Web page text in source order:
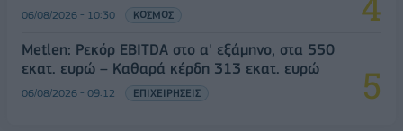
06/08/2026 - 10:30 ΚΟΣΜΟΣ
Metlen: Ρεκόρ EBITDA στο α' εξάμηνο, στα 550
εκατ. ευρώ – Καθαρά κέρδη 313 εκατ. ευρώ
06/08/2026 - 09:12 ΕΠΙΧΕΙΡΗΣΕΙΣ